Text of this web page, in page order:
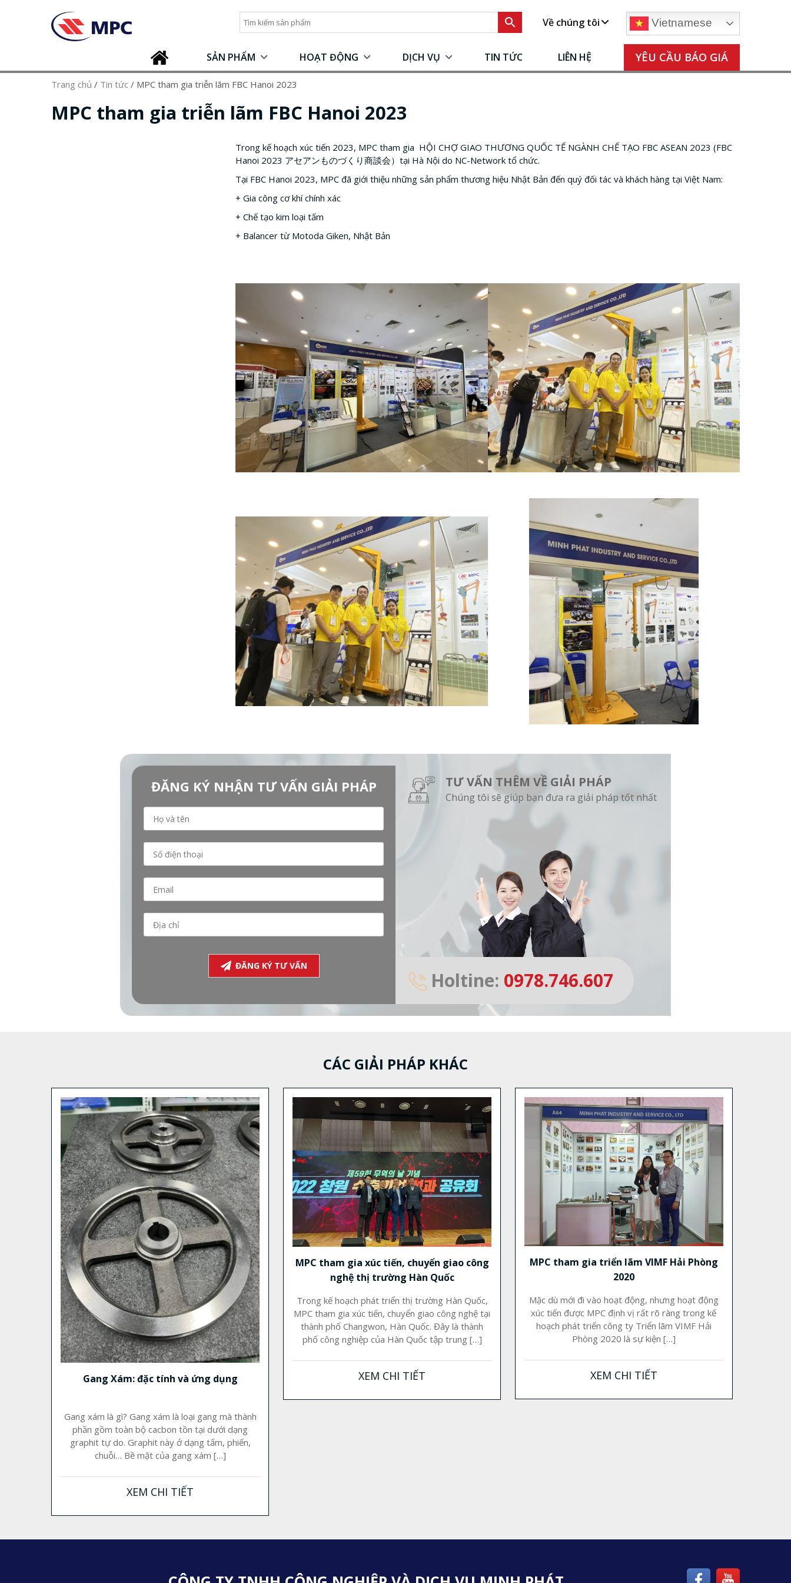
Vietnamese
Về chúng tôi
SẢN PHẨM HOẠT ĐỘNG DỊCH VỤ TIN TỨC LIÊN HỆ YÊU CẦU BÁO GIÁ
Trang chủ / Tin tức / MPC tham gia triễn lãm FBC Hanoi 2023
MPC tham gia triễn lãm FBC Hanoi 2023
Trong kế hoạch xúc tiến 2023, MPC tham gia HỘI CHỢ GIAO THƯƠNG QUỐC TẾ NGÀNH CHẾ TẠO FBC ASEAN 2023 (FBC
Hanoi 2023 アセアンものづくり商談会）tại Hà Nội do NC-Network tổ chức.
Tại FBC Hanoi 2023, MPC đã giới thiệu những sản phẩm thương hiệu Nhật Bản đến quý đối tác và khách hàng tại Việt Nam:
+ Gia công cơ khí chính xác
+ Chế tạo kim loại tấm
+ Balancer từ Motoda Giken, Nhật Bản
ĐĂNG KÝ NHẬN TƯ VẤN GIẢI PHÁP TƯ VẤN THÊM VỀ GIẢI PHÁP
Chúng tôi sẽ giúp bạn đưa ra giải pháp tốt nhất
Holtine: 0978.746.607
CÁC GIẢI PHÁP KHÁC
Gang Xám: đặc tính và ứng dụng
Gang xám là gì? Gang xám là loại gang mà thành
phần gồm toàn bộ cacbon tồn tại dưới dạng
graphit tự do. Graphit này ở dạng tấm, phiến,
chuỗi… Bề mặt của gang xám […]
XEM CHI TIẾT
MPC tham gia xúc tiến, chuyển giao công
nghệ thị trường Hàn Quốc
Trong kế hoạch phát triển thị trường Hàn Quốc,
MPC tham gia xúc tiến, chuyển giao công nghệ tại
thành phố Changwon, Hàn Quốc. Đây là thành
phố công nghiệp của Hàn Quốc tập trung […]
XEM CHI TIẾT
MPC tham gia triển lãm VIMF Hải Phòng
2020
Mặc dù mới đi vào hoạt động, nhưng hoạt động
xúc tiến được MPC định vị rất rõ ràng trong kế
hoạch phát triển công ty Triển lãm VIMF Hải
Phòng 2020 là sự kiện […]
XEM CHI TIẾT